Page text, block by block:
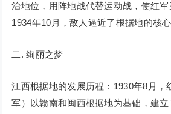
治地位，用阵地战代替运动战，使红军
1934年10月，敌人逼近了根据地的核心
二. 绚丽之梦
江西根据地的发展历程：1930年8月，
军）以赣南和闽西根据地为基础，建